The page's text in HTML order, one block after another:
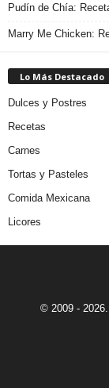
Pudín de Chía:
Marry Me Chicken:
Lo Más Destacado
Dulces y Postres
Recetas
Carnes
Tortas y Pasteles
Comida Mexicana
Licores
© 2009 -